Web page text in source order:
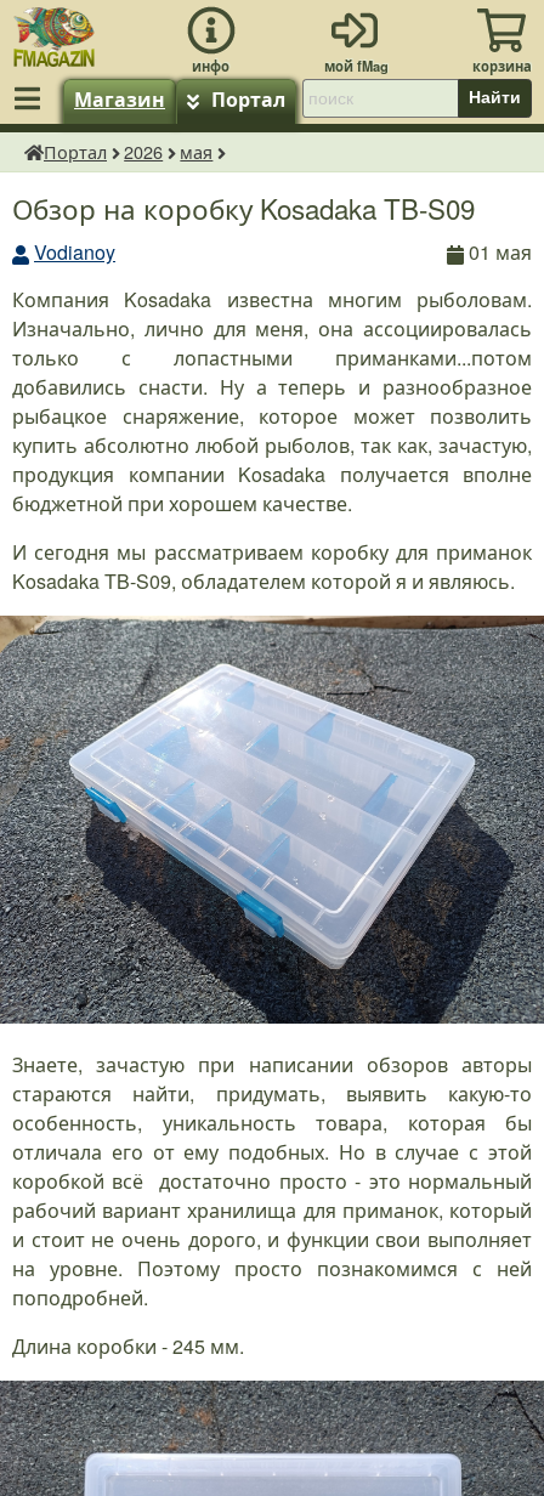
Магазин Портал Найти
fMagazin.ru
Портал 2026 мая
Обзор на коробку Kosadaka TB-S09
Vodianoy
01 мая
Компания Kosadaka известна многим рыболовам.
Изначально, лично для меня, она ассоциировалась
только с лопастными приманками...потом
добавились снасти. Ну а теперь и разнообразное
рыбацкое снаряжение, которое может позволить
купить абсолютно любой рыболов, так как, зачастую,
продукция компании Kosadaka получается вполне
бюджетной при хорошем качестве.
И сегодня мы рассматриваем коробку для приманок
Kosadaka TB-S09, обладателем которой я и являюсь.
Знаете, зачастую при написании обзоров авторы
стараются найти, придумать, выявить какую-то
особенность, уникальность товара, которая бы
отличала его от ему подобных. Но в случае с этой
коробкой всё достаточно просто - это нормальный
рабочий вариант хранилища для приманок, который
и стоит не очень дорого, и функции свои выполняет
на уровне. Поэтому просто познакомимся с ней
поподробней.
Длина коробки - 245 мм.